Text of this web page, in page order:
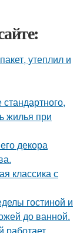
утеплил и
жилья при
декора
классика с
гостиной и
до ванной.